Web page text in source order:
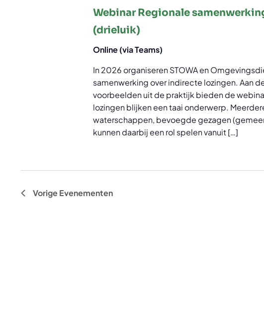
Webinar Regionale
(drieluik)
Online (via Teams)
In 2026 organiseren STOWA en
samenwerking over indirecte lozingen. Aan
voorbeelden uit de praktijk bieden de
lozingen blijken een taai onderwerp.
waterschappen, bevoegde gezagen
kunnen daarbij een rol spelen vanuit […]
VorigeEvenementen